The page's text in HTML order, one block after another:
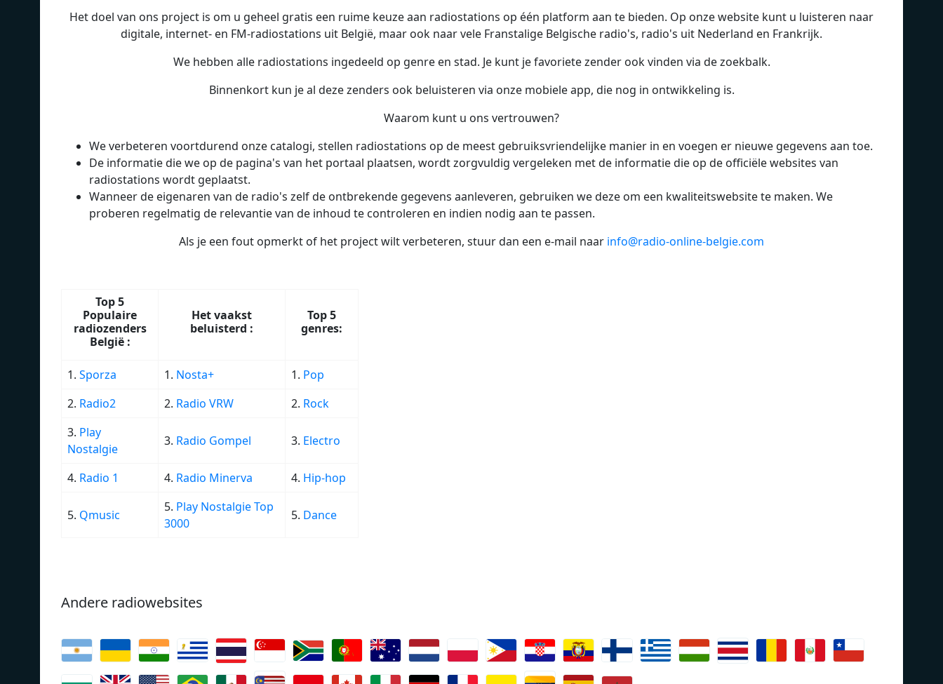
Het doel van ons project is om u geheel gratis een ruime keuze aan radiostations op één platform aan te bieden. Op onze website kunt u luisteren naar
digitale, internet- en FM-radiostations uit België, maar ook naar vele Franstalige Belgische radio's, radio's uit Nederland en Frankrijk.
We hebben alle radiostations ingedeeld op genre en stad. Je kunt je favoriete zender ook vinden via de zoekbalk.
Binnenkort kun je al deze zenders ook beluisteren via onze mobiele app, die nog in ontwikkeling is.
Waarom kunt u ons vertrouwen?
We verbeteren voortdurend onze catalogi, stellen radiostations op de meest gebruiksvriendelijke manier in en voegen er nieuwe gegevens aan toe.
De informatie die we op de pagina's van het portaal plaatsen, wordt zorgvuldig vergeleken met de informatie die op de officiële websites van
radiostations wordt geplaatst.
Wanneer de eigenaren van de radio's zelf de ontbrekende gegevens aanleveren, gebruiken we deze om een ​​kwaliteitswebsite te maken. We
proberen regelmatig de relevantie van de inhoud te controleren en indien nodig aan te passen.
Als je een fout opmerkt of het project wilt verbeteren, stuur dan een e-mail naar info@radio-online-belgie.com
Top 5
Populaire
radiozenders
België :
Het vaakst
beluisterd :
Top 5
genres:
1. Sporza 1. Nosta+ 1. Pop
2. Radio2 2. Radio VRW 2. Rock
3. Play
Nostalgie
3. Radio Gompel 3. Electro
4. Radio 1 4. Radio Minerva 4. Hip-hop
5. Qmusic
5. Play Nostalgie Top
3000
5. Dance
Andere radiowebsites